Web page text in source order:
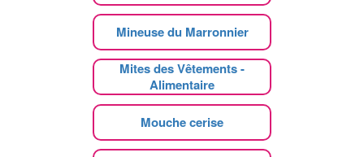
Mineuse du Marronnier
Mites des Vêtements -
Alimentaire
Mouche cerise